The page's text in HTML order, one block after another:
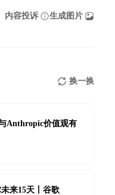
内容投诉 生成图片
换一换
Anthropic价值观有
来15天丨谷歌